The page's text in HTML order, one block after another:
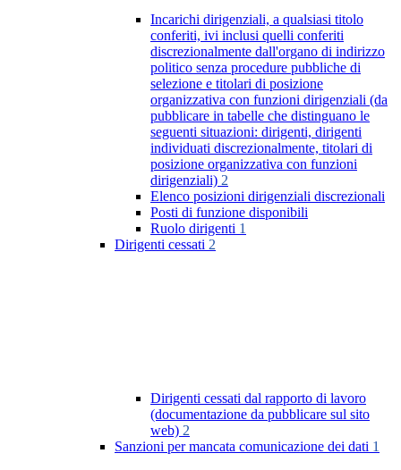
Incarichi dirigenziali, a qualsiasi titolo
conferiti, ivi inclusi quelli conferiti
discrezionalmente dall'organo di indirizzo
politico senza procedure pubbliche di
selezione e titolari di posizione
organizzativa con funzioni dirigenziali (da
pubblicare in tabelle che distinguano le
seguenti situazioni: dirigenti, dirigenti
individuati discrezionalmente, titolari di
posizione organizzativa con funzioni
dirigenziali) 2
Elenco posizioni dirigenziali discrezionali
Posti di funzione disponibili
Ruolo dirigenti 1
Dirigenti cessati 2
Dirigenti cessati dal rapporto di lavoro
(documentazione da pubblicare sul sito
web) 2
Sanzioni per mancata comunicazione dei dati 1